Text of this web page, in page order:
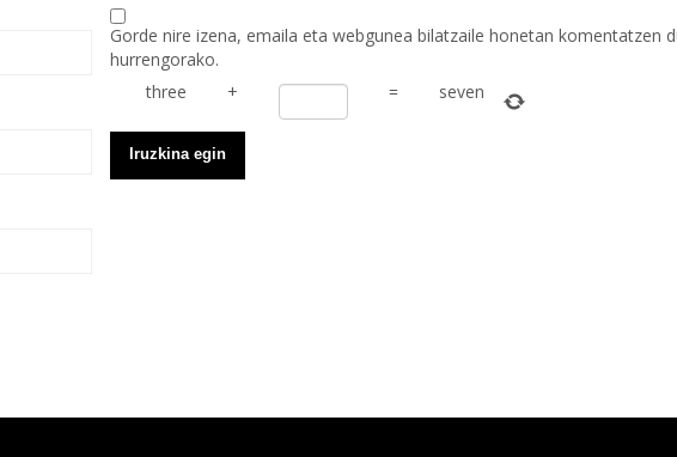
Gorde nire izena, emaila eta webgunea bilatzaile honetan komentatzen
hurrengorako.
three
+ = seven